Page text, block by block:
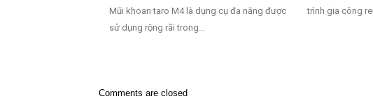
Mũi khoan taro M4 là dụng cụ đa năng được
sử dụng rộng rãi trong…
trình gia công
Comments are closed